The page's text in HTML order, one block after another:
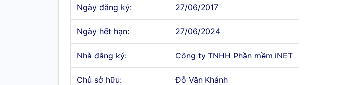
Ngày đăng ký: 27/06/2017
Ngày hết hạn: 27/06/2024
Nhà đăng ký: Công ty TNHH Phần mềm iNET
Chủ sở hữu: Đỗ Văn Khánh